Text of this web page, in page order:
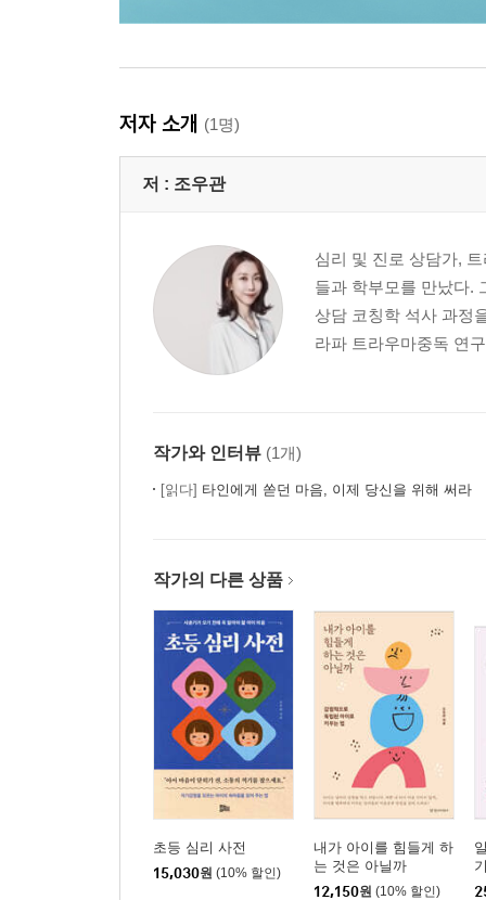
저자 소개 (1명)
저 : 조우관
심리 및 진로 상담가,
들과 학부모를 만났다.
상담 코칭학 석사 과정
라파 트라우마중독 연
작가와 인터뷰 (1개)
[읽다] 타인에게 쏟던 마음, 이제 당신을 위해 써라
작가의 다른 상품
초등 심리 사전
15,030원 (10% 할인)
내가 아이를 힘들게 하
는 것은 아닐까
12,150원 (10% 할인)